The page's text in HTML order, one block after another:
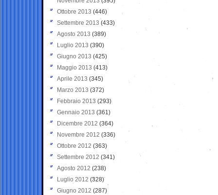
Ottobre 2013 (446)
Settembre 2013 (433)
Agosto 2013 (389)
Luglio 2013 (390)
Giugno 2013 (425)
Maggio 2013 (413)
Aprile 2013 (345)
Marzo 2013 (372)
Febbraio 2013 (293)
Gennaio 2013 (361)
Dicembre 2012 (364)
Novembre 2012 (336)
Ottobre 2012 (363)
Settembre 2012 (341)
Agosto 2012 (238)
Luglio 2012 (328)
Giugno 2012 (287)